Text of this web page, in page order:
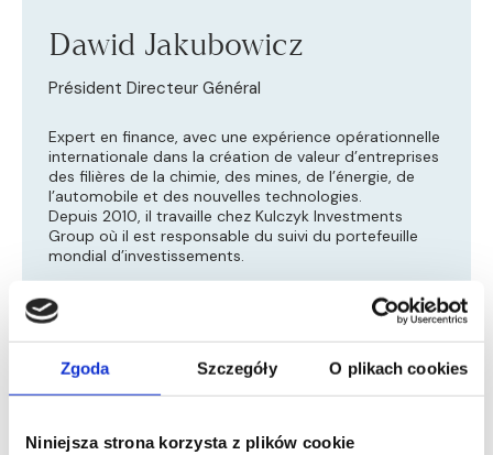
Zgoda Szczegóły O plikach cookies
Niniejsza strona korzysta z plików cookie
Dawid Jakubowicz
Président Directeur Général
Expert en finance, avec une expérience opérationnelle
internationale dans la création de valeur d’entreprises
des filières de la chimie, des mines, de l’énergie, de
l’automobile et des nouvelles technologies.
Depuis 2010, il travaille chez Kulczyk Investments
Group où il est responsable du suivi du portefeuille
mondial d’investissements.
S.A. – Grupa Chemiczna, sis dans l’Union européenne,
sein de six volets opérationnels, à savoir la soude, le
sel, les produits phytosanitaires, le verre et les
œuvre une stratégie qui a contribué à une